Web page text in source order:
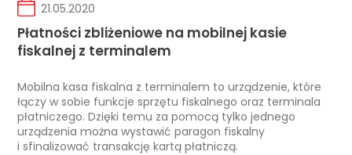
21.05.2020
Płatności zbliżeniowe na mobilnej kasie
fiskalnej z terminalem
Mobilna kasa fiskalna z terminalem to urządzenie, które
łączy w sobie funkcje sprzętu fiskalnego oraz terminala
płatniczego. Dzięki temu za pomocą tylko jednego
urządzenia można wystawić paragon fiskalny
i sfinalizować transakcję kartą płatniczą.